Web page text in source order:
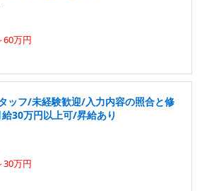
60万円
ッフ/未経験歓迎/入力内容の照合と修
30万円以上可/昇給あり
30万円